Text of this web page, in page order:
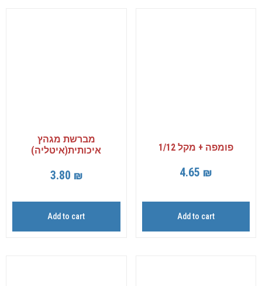
פומפה + מקל 1/12
4.65 ₪
Add to cart
מברשת מגהץ
איכותית(איטליה)
3.80 ₪
Add to cart